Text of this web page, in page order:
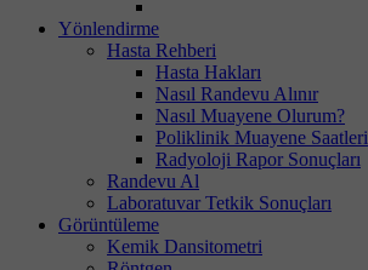
Yönlendirme
Hasta Rehberi
Hasta Hakları
Nasıl Randevu Alınır
Nasıl Muayene Olurum?
Poliklinik Muayene Saatleri
Radyoloji Rapor Sonuçları
Randevu Al
Laboratuvar Tetkik Sonuçları
Görüntüleme
Kemik Dansitometri